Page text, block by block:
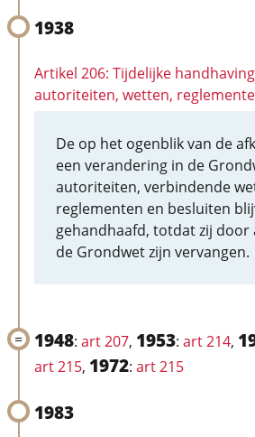
1938
Artikel 206: Tijdelijke
autoriteiten, wetten,
De op het ogenblik van de
een verandering in de
autoriteiten, verbindende
reglementen en besluiten
gehandhaafd, totdat zij door
de Grondwet zijn vervangen.
1948: art 207, 1953: art 214,
art 215, 1972: art 215
1983